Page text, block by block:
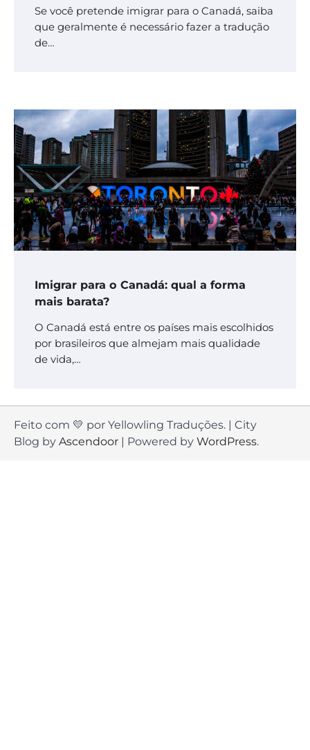
Se você pretende imigrar para o Canadá, saiba
que geralmente é necessário fazer a tradução
de…
Imigrar para o Canadá: qual a forma
mais barata?
O Canadá está entre os países mais escolhidos
por brasileiros que almejam mais qualidade
de vida,…
Feito com 💛 por Yellowling Traduções. | City
Blog by Ascendoor | Powered by WordPress.